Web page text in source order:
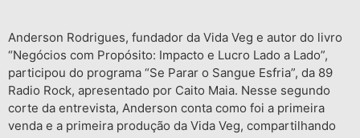
Anderson Rodrigues, fundador da Vida Veg e autor do livro
“Negócios com Propósito: Impacto e Lucro Lado a Lado”,
participou do programa “Se Parar o Sangue Esfria”, da 89
Radio Rock, apresentado por Caito Maia. Nesse segundo
corte da entrevista, Anderson conta como foi a primeira
venda e a primeira produção da Vida Veg, compartilhando